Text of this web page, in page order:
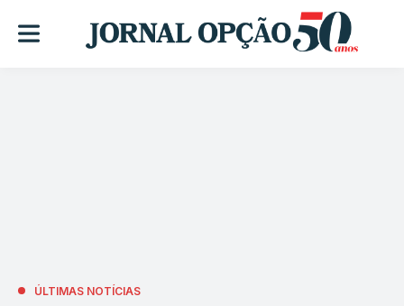
ÚLTIMAS NOTÍCIAS